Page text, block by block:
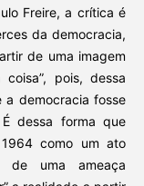
Freire, a crítica é
da democracia,
de uma imagem
coisa”, pois, dessa
a democracia fosse
dessa forma que
como um ato
de uma ameaça